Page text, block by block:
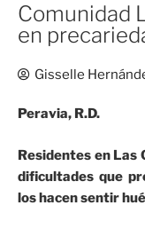
Comunidad
en
Gisselle
Peravia, R.D.
Residentes en Las
dificultades que
los hacen sentir